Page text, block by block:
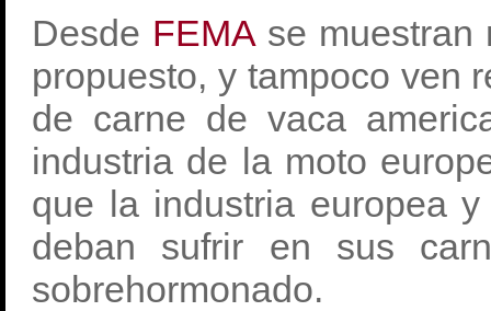
Desde FEMAse muestran
propuesto, y tampoco ven
de carne de vaca
industria de la moto
que la industria europea
deban sufrir en sus
sobrehormonado.